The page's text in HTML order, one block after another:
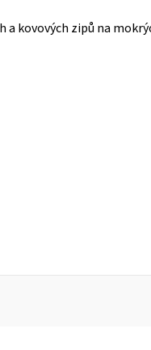
kovových zipů na